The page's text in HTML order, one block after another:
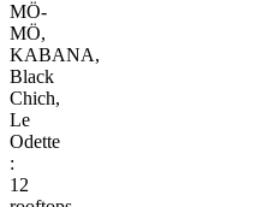
MÖ-
MÖ,
KABANA,
Black
Chich,
Le
Odette
:
12